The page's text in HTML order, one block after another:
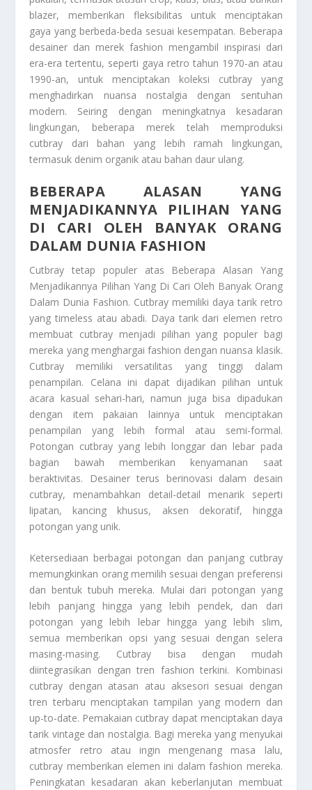
blazer, memberikan fleksibilitas untuk menciptakan
gaya yang berbeda-beda sesuai kesempatan. Beberapa
desainer dan merek fashion mengambil inspirasi dari
era-era tertentu, seperti gaya retro tahun 1970-an atau
1990-an, untuk menciptakan koleksi cutbray yang
menghadirkan nuansa nostalgia dengan sentuhan
modern. Seiring dengan meningkatnya kesadaran
lingkungan, beberapa merek telah memproduksi
cutbray dari bahan yang lebih ramah lingkungan,
termasuk denim organik atau bahan daur ulang.
BEBERAPA ALASAN YANG
MENJADIKANNYA PILIHAN YANG
DI CARI OLEH BANYAK ORANG
DALAM DUNIA FASHION
Cutbray tetap populer atas Beberapa Alasan Yang
Menjadikannya Pilihan Yang Di Cari Oleh Banyak Orang
Dalam Dunia Fashion. Cutbray memiliki daya tarik retro
yang timeless atau abadi. Daya tarik dari elemen retro
membuat cutbray menjadi pilihan yang populer bagi
mereka yang menghargai fashion dengan nuansa klasik.
Cutbray memiliki versatilitas yang tinggi dalam
penampilan. Celana ini dapat dijadikan pilihan untuk
acara kasual sehari-hari, namun juga bisa dipadukan
dengan item pakaian lainnya untuk menciptakan
penampilan yang lebih formal atau semi-formal.
Potongan cutbray yang lebih longgar dan lebar pada
bagian bawah memberikan kenyamanan saat
beraktivitas. Desainer terus berinovasi dalam desain
cutbray, menambahkan detail-detail menarik seperti
lipatan, kancing khusus, aksen dekoratif, hingga
potongan yang unik.
Ketersediaan berbagai potongan dan panjang cutbray
memungkinkan orang memilih sesuai dengan preferensi
dan bentuk tubuh mereka. Mulai dari potongan yang
lebih panjang hingga yang lebih pendek, dan dari
potongan yang lebih lebar hingga yang lebih slim,
semua memberikan opsi yang sesuai dengan selera
masing-masing. Cutbray bisa dengan mudah
diintegrasikan dengan tren fashion terkini. Kombinasi
cutbray dengan atasan atau aksesori sesuai dengan
tren terbaru menciptakan tampilan yang modern dan
up-to-date. Pemakaian cutbray dapat menciptakan daya
tarik vintage dan nostalgia. Bagi mereka yang menyukai
atmosfer retro atau ingin mengenang masa lalu,
cutbray memberikan elemen ini dalam fashion mereka.
Peningkatan kesadaran akan keberlanjutan membuat